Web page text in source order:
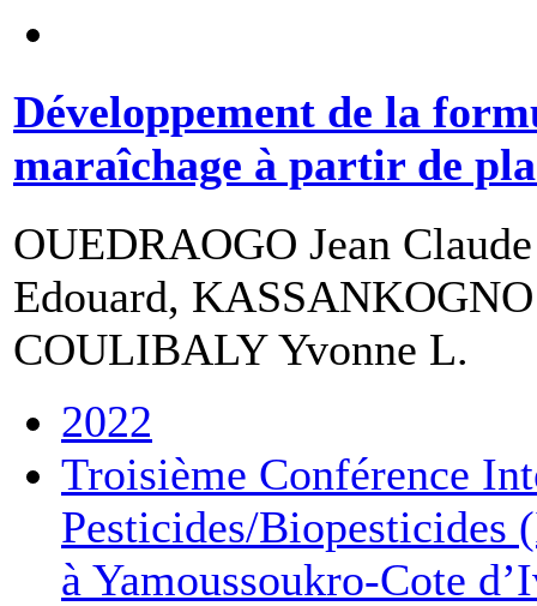
Développement de la
maraîchage à partir de
OUEDRAOGO Jean
Edouard,
COULIBALY Yvonne L.
2022
Troisième Conférence
Pesticides/Biopesticides
à Yamoussoukro-Cote